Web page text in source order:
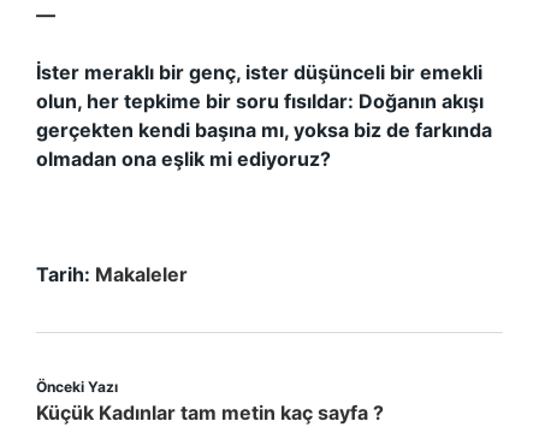
—
İster meraklı bir genç, ister düşünceli bir emekli
olun, her tepkime bir soru fısıldar: Doğanın akışı
gerçekten kendi başına mı, yoksa biz de farkında
olmadan ona eşlik mi ediyoruz?
Tarih: Makaleler
Önceki Yazı
Küçük Kadınlar tam metin kaç sayfa ?